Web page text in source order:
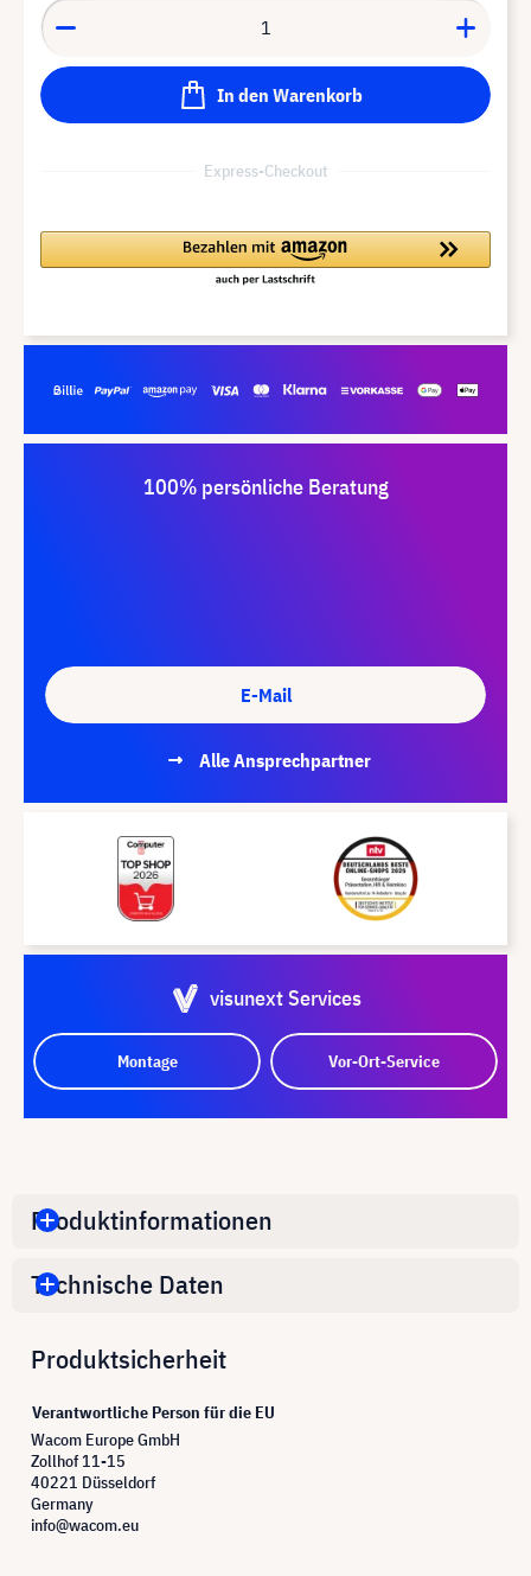
In den Warenkorb
Express-Checkout
100% persönliche Beratung
E-Mail
Alle Ansprechpartner
visunext Services
Montage Vor-Ort-Service
Produktinformationen
Technische Daten
Produktsicherheit
Verantwortliche Person für die EU
Wacom Europe GmbH
Zollhof 11-15
40221 Düsseldorf
Germany
info@wacom.eu